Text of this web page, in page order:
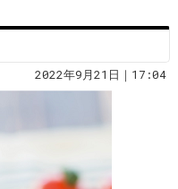
2022年9月21日｜17:04